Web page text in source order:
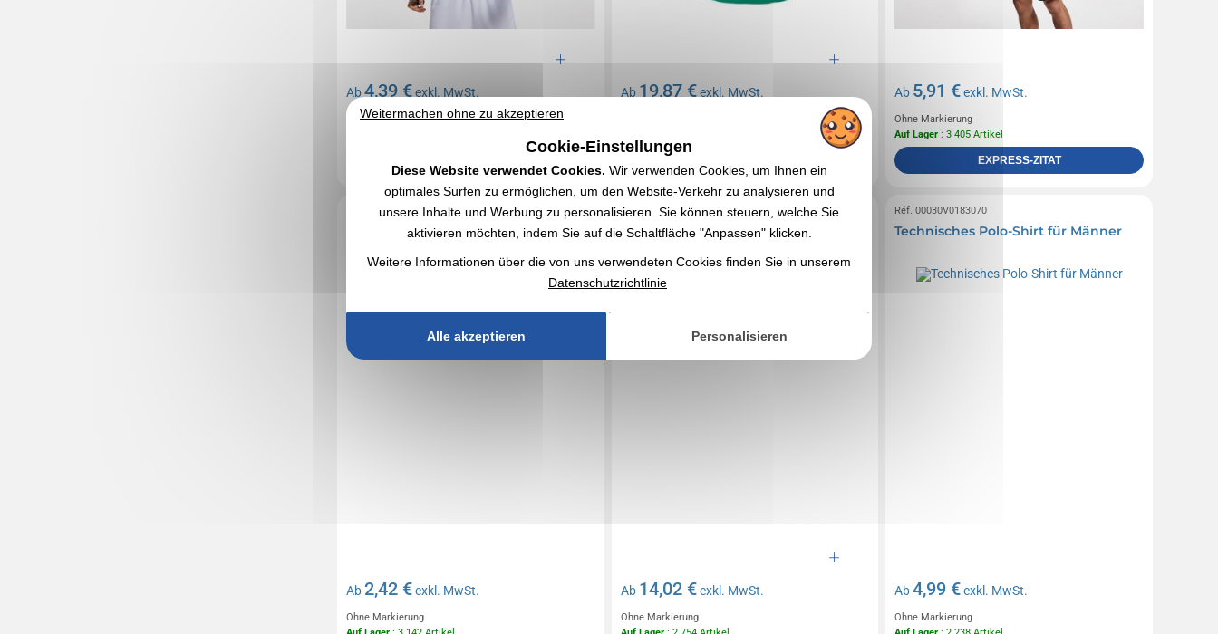
Ab4,39 €exkl. MwSt.
Ohne Markierung
Ab 19,87 €exkl. MwSt. Ab 5,91 €exkl. MwSt.
Ohne Markierung
Auf Lager : 3 405 Artikel
EXPRESS-ZITAT
Réf. 00053V0140864
Polohemd - Tecnic Barclex
Ab2,42 €exkl. MwSt.
Ohne Markierung
Réf. 00016V0141865
Ladies' Cool Plus Polo Shirt -
Ab 14,02 €exkl. MwSt.
Ohne Markierung
Réf. 00030V0183070
Technisches Polo-Shirt für Männer
Ab4,99 €exkl. MwSt.
Ohne Markierung
Weitermachen ohne zu akzeptieren
Cookie-Einstellungen
Diese Website verwendet Cookies. Wir verwenden Cookies, um Ihnen ein
optimales Surfen zu ermöglichen, um den Website-Verkehr zu analysieren und
unsere Inhalte und Werbung zu personalisieren. Sie können steuern, welche Sie
aktivieren möchten, indem Sie auf die Schaltfläche "Anpassen" klicken.
Weitere Informationen über die von uns verwendeten Cookies finden Sie in unserem
Datenschutzrichtlinie
Alle akzeptieren Personalisieren